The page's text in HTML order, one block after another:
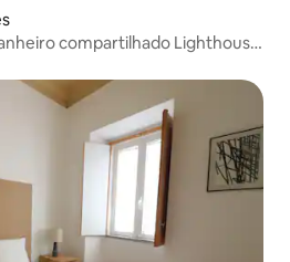
compartilhado Lighthouse